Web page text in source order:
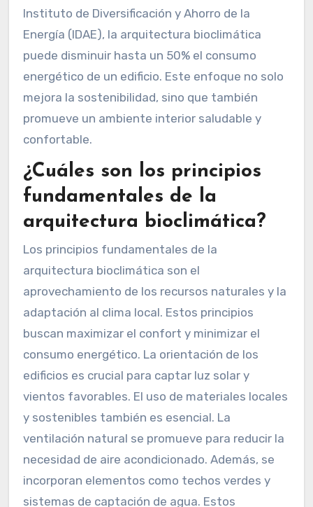
Instituto de Diversificación y Ahorro de la
Energía (IDAE), la arquitectura bioclimática
puede disminuir hasta un 50% el consumo
energético de un edificio. Este enfoque no solo
mejora la sostenibilidad, sino que también
promueve un ambiente interior saludable y
confortable.
¿Cuáles son los principios
fundamentales de la
arquitectura bioclimática?
Los principios fundamentales de la
arquitectura bioclimática son el
aprovechamiento de los recursos naturales y la
adaptación al clima local. Estos principios
buscan maximizar el confort y minimizar el
consumo energético. La orientación de los
edificios es crucial para captar luz solar y
vientos favorables. El uso de materiales locales
y sostenibles también es esencial. La
ventilación natural se promueve para reducir la
necesidad de aire acondicionado. Además, se
incorporan elementos como techos verdes y
sistemas de captación de agua. Estos